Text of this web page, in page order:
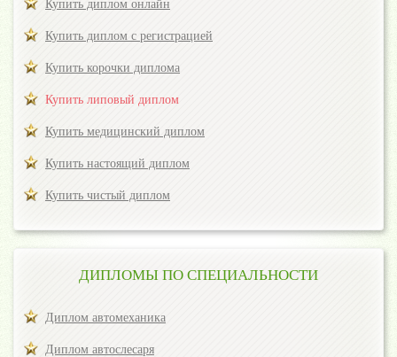
Купить диплом онлайн
Купить диплом с регистрацией
Купить корочки диплома
Купить липовый диплом
Купить медицинский диплом
Купить настоящий диплом
Купить чистый диплом
ДИПЛОМЫ ПО СПЕЦИАЛЬНОСТИ
Диплом автомеханика
Диплом автослесаря